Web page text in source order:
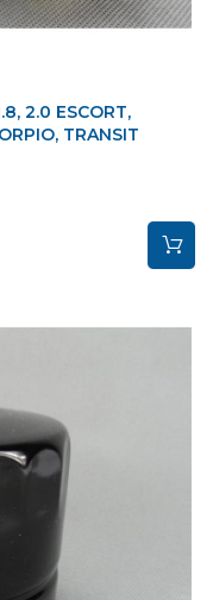
2.0 ESCORT,
TRANSIT